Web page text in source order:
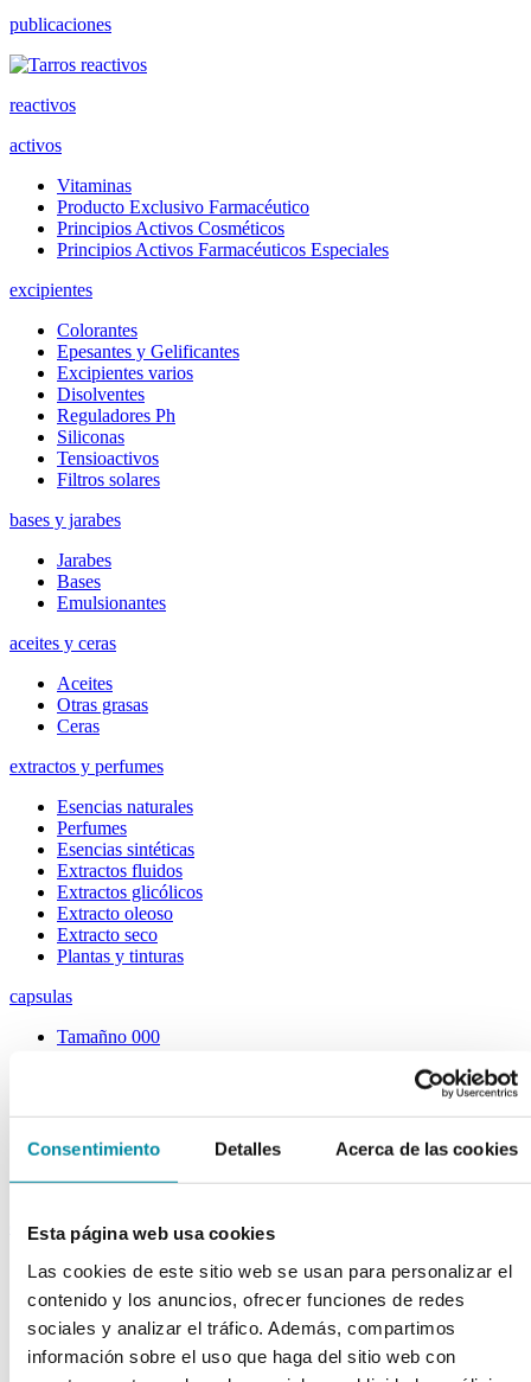
Consentimiento Detalles Acerca de las cookies
Esta página web usa cookies
Las cookies de este sitio web se usan para personalizar el
contenido y los anuncios, ofrecer funciones de redes
sociales y analizar el tráfico. Además, compartimos
información sobre el uso que haga del sitio web con
publicaciones
reactivos
activos
Vitaminas
Producto Exclusivo Farmacéutico
Principios Activos Cosméticos
Principios Activos Farmacéuticos Especiales
excipientes
Colorantes
Epesantes y Gelificantes
Excipientes varios
Disolventes
Reguladores Ph
Siliconas
Tensioactivos
Filtros solares
bases y jarabes
Jarabes
Bases
Emulsionantes
aceites y ceras
Aceites
Otras grasas
Ceras
extractos y perfumes
Esencias naturales
Perfumes
Esencias sintéticas
Extractos fluidos
Extractos glicólicos
Extracto oleoso
Extracto seco
Plantas y tinturas
capsulas
Tamañno 000
Tamañno 2
Tamañno 3
Tamañno 5
envases
Frascos farmacia
Frascos y tapas cosmética
Gama ariless
Tarros farmacia